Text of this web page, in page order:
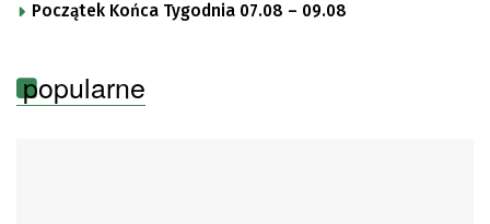
Początek Końca Tygodnia 07.08 – 09.08
popularne